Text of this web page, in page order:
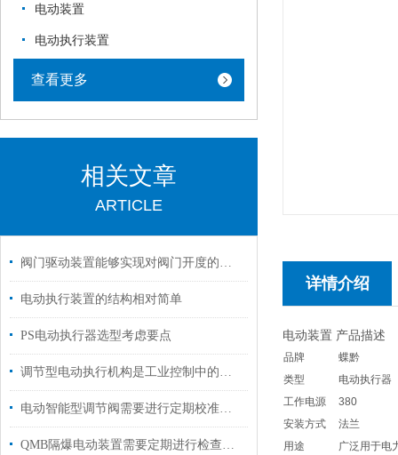
电动装置
电动执行装置
查看更多
相关文章
ARTICLE
阀门驱动装置能够实现对阀门开度的准确控制
电动执行装置的结构相对简单
PS电动执行器选型考虑要点
调节型电动执行机构是工业控制中的一个重要环节
电动智能型调节阀需要进行定期校准和调试
QMB隔爆电动装置需要定期进行检查和维护
详情介绍
电动装置 产品描述
品牌
蝶黔
类型
电动执行器
工作电源
380
安装方式
法兰
用途
广泛用于电